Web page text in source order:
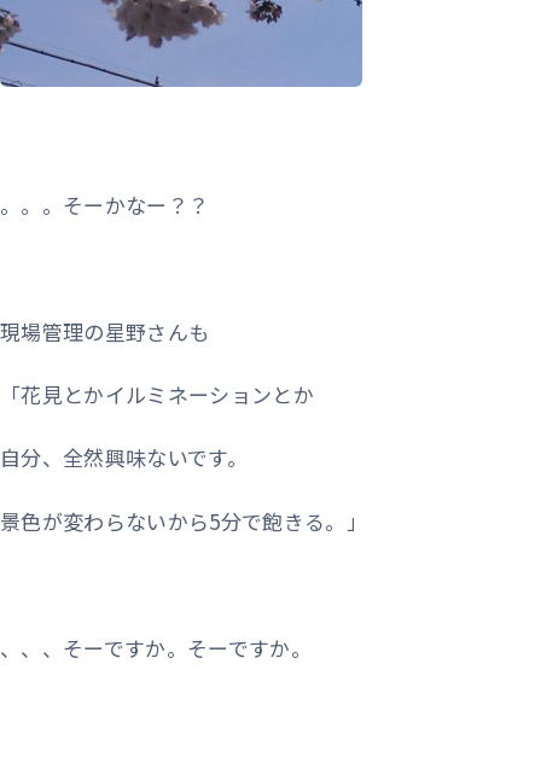
。。。そーかなー？？
現場管理の星野さんも
「花見とかイルミネーションとか
自分、全然興味ないです。
景色が変わらないから5分で飽きる。」
、、、そーですか。そーですか。